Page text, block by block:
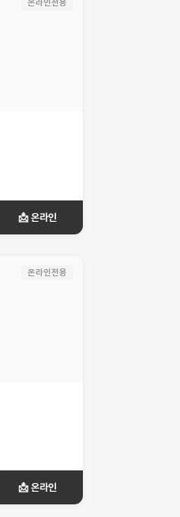
온라인전용
📩 온라인
온라인전용
📩 온라인